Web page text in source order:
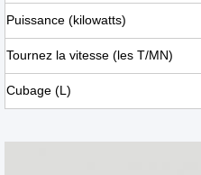
Puissance (kilowatts)
Tournez la vitesse (les T/MN)
Cubage (L)